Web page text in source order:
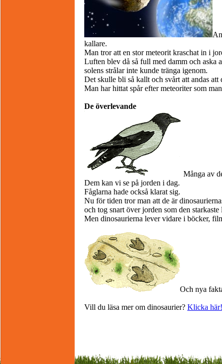
kallare.
Man tror att en stor meteorit kraschat in i
Luften blev då så full med damm och aska
solens strålar inte kunde tränga igenom.
Det skulle bli så kallt och svårt att andas att
Man har hittat spår efter meteoriter som
De överlevande
Många av
Dem kan vi se på jorden i dag.
Fåglarna hade också klarat sig.
Nu för tiden tror man att de är
och tog snart över jorden som den
Men dinosaurierna lever vidare i böcker,
Och nya
Vill du läsa mer om dinosaurier? Klicka här!